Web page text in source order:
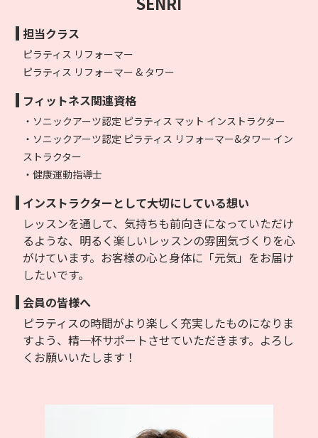
担当クラス
ピラティス リフォーマー
ピラティス リフォーマー & タワー
フィットネス関連資格
・ソニックアーツ認定 ピラティス マット インストラクター
・ソニックアーツ認定 ピラティス リフォーマー&タワー イン
ストラクター
・健康運動指導士
インストラクターとして大切にしている想い
レッスンを通して、気持ちも前向きになっていただけ
るような、明るく楽しいレッスンの雰囲気づくりを心
がけています。お客様の心と身体に「元気」をお届け
したいです。
会員の皆様へ
ピラティスの時間がより楽しく充実したものになりま
すよう、精一杯サポートさせていただきます。よろし
くお願いいたします！